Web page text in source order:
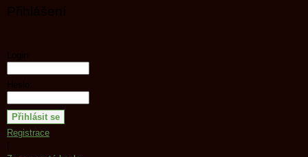
Přihlášení
Login:
Heslo:
Registrace